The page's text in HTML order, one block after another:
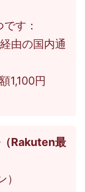
す：
由の国内通
1,100円
Rakuten最